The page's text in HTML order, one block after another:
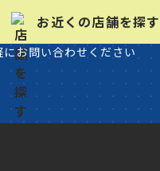
お近くの店舗を探す
お問い合わせください